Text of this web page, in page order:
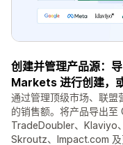
创建并管理产品源：
Markets 进行创建，
通过管理顶级市场、联盟
的销售额。将产品导出至
TradeDoubler、Klaviyo
Skroutz、Impact.com